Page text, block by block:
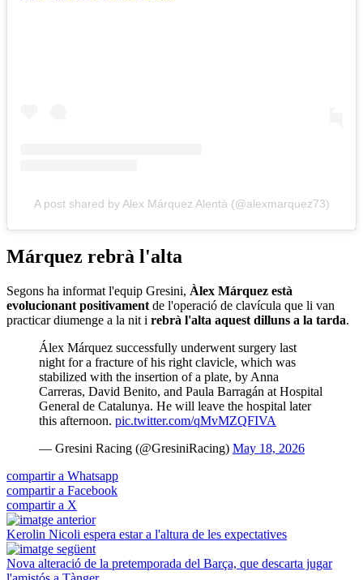
A post shared by Alex Márquez Alentà (@alexmarquez73)
Márquez rebrà l'alta
Segons ha informat l'equip Gresini, Àlex Márquez està
evolucionant positivament de l'operació de clavícula que li van
practicar diumenge a la nit i rebrà l'alta aquest dilluns a la tarda.
Álex Márquez successfully underwent surgery last
night for a fracture of his right clavicle, which was
stabilized with the insertion of a plate, by Anna
Carreras, David Benito, and Paula Barragán at Hospital
General de Catalunya. He will leave the hospital later
this afternoon. pic.twitter.com/qMvMZQFIVA
— Gresini Racing (@GresiniRacing) May 18, 2026
compartir a Whatsapp
compartir a Facebook
compartir a X
Kerolin Nicoli espera estar a l'altura de les expectatives
Nova alteració de la pretemporada del Barça, que descarta jugar